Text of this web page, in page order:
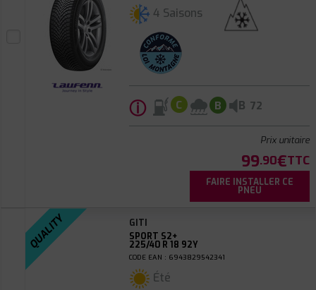
4 Saisons
ⓘ C B B 72
Prix unitaire
99.90€TTC
FAIRE INSTALLER CE
PNEU
QUALITY
GITI
SPORT S2+
225/40 R 18 92Y
CODE EAN : 6943829542341
Été